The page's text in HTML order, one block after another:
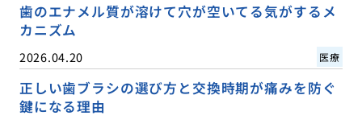
歯のエナメル質が溶けて穴が空いてる気がするメ
カニズム
2026.04.20 医療
正しい歯ブラシの選び方と交換時期が痛みを防ぐ
鍵になる理由